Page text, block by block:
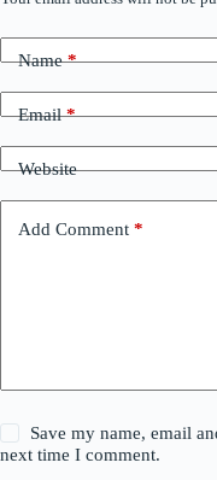
Name*
Email*
Website
Add Comment *
Save my name, email
next time I comment.